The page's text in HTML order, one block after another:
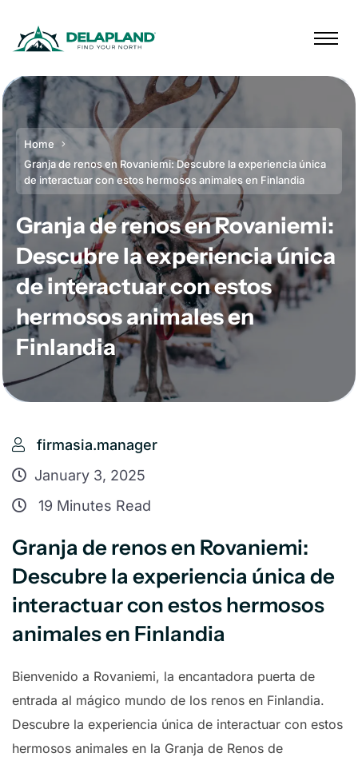
Home
Granja de renos en Rovaniemi: Descubre la experiencia única
de interactuar con estos hermosos animales en Finlandia
Granja de renos en Rovaniemi:
Descubre la experiencia única
de interactuar con estos
hermosos animales en
Finlandia
firmasia.manager
January 3, 2025
19 Minutes Read
Granja de renos en Rovaniemi:
Descubre la experiencia única de
interactuar con estos hermosos
animales en Finlandia
Bienvenido a Rovaniemi, la encantadora puerta de
entrada al mágico mundo de los renos en Finlandia.
Descubre la experiencia única de interactuar con estos
hermosos animales en la Granja de Renos de